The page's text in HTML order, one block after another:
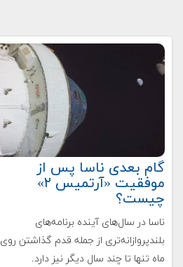
گام بعدی ناسا پس از
موفقیت «آرتمیس ۲»
چیست؟
ناسا در سال‌های آینده برنامه‌های
بلندپروازانه‌تری از جمله قدم گذاشتن روی
ماه تنها تا چند سال دیگر نیز دارد.